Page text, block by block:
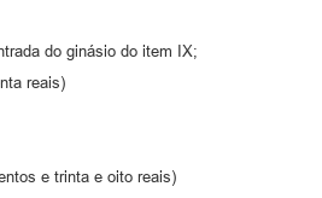
do ginásio do item IX;
reais)
e trinta e oito reais)